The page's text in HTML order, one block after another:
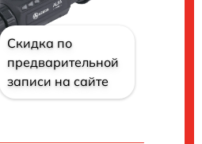
Скидка по
предварительной
записи на сайте